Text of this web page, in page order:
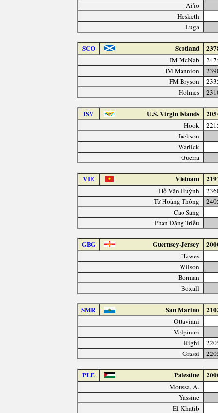
Ai'io
Hesketh
Luga
SCO Scotland
IM McNab
IM Mannion
FM Bryson
Holmes
ISV U.S. Virgin Islands
Hook
Jackson
Warlick
Guerra
VIE Vietnam
Hồ Văn Huỳnh
Từ Hoàng Thông
Cao Sang
Phan Đặng Triều
GBG Guernsey-Jersey
Hawes
Wilson
Borman
Boxall
SMR San Marino
Ottaviani
Volpinari
Righi
Grassi
PLE Palestine
Moussa, A.
Yassine
El-Khatib